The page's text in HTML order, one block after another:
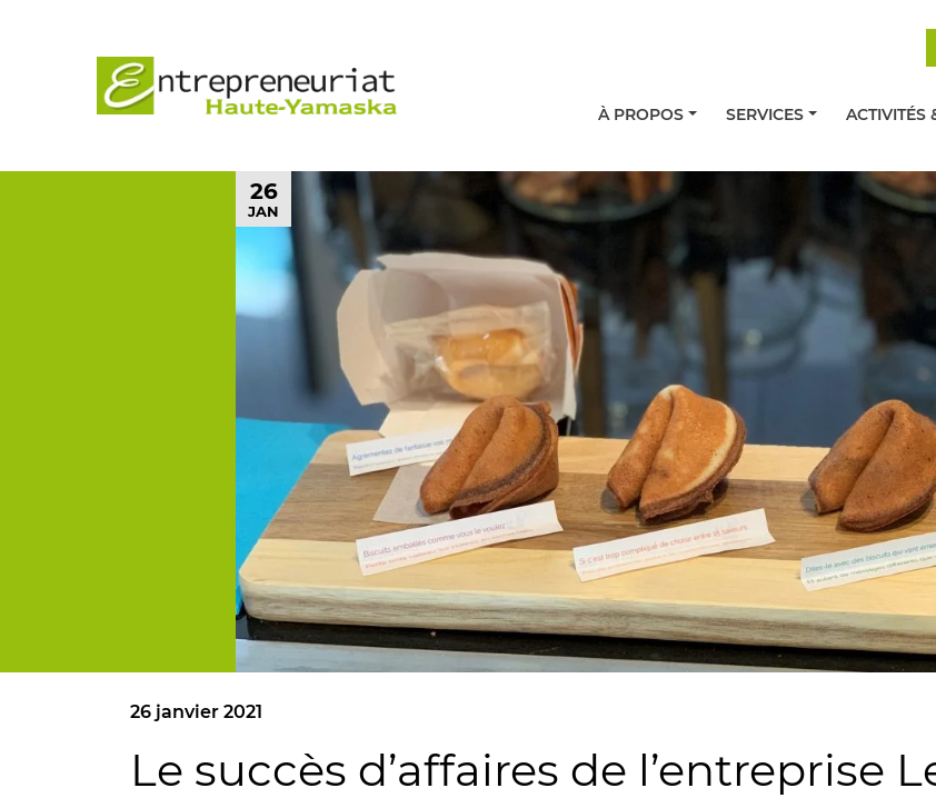
À PROPOS SERVICES ACTIVITÉS
26
JAN
26 janvier 2021
Le succès d’affaires de l’entreprise